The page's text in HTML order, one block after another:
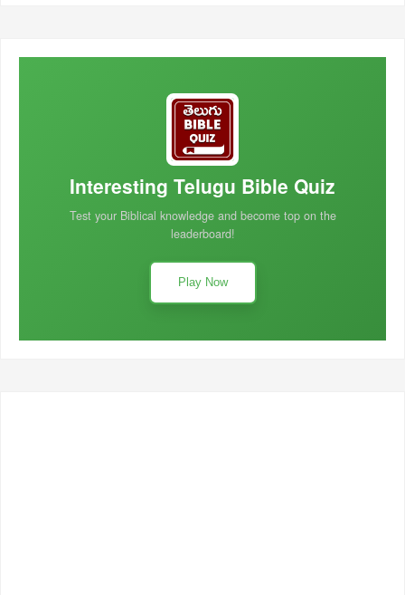
Interesting Telugu Bible Quiz
Test your Biblical knowledge and become top on the
leaderboard!
Play Now